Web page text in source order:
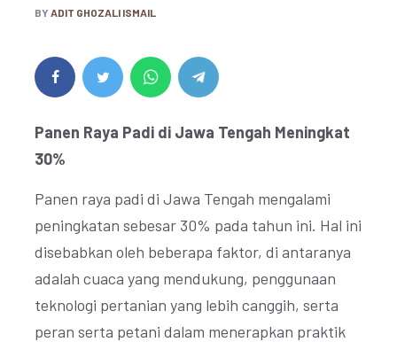
BY ADIT GHOZALI ISMAIL
Panen Raya Padi di Jawa Tengah Meningkat
30%
Panen raya padi di Jawa Tengah mengalami
peningkatan sebesar 30% pada tahun ini. Hal ini
disebabkan oleh beberapa faktor, di antaranya
adalah cuaca yang mendukung, penggunaan
teknologi pertanian yang lebih canggih, serta
peran serta petani dalam menerapkan praktik